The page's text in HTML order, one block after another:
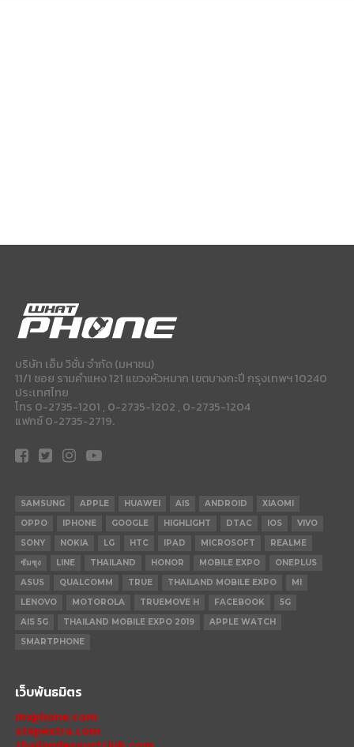
บริษัท เอ็ม วิชั่น จำกัด (มหาชน)
11/1 ซอย รามคำแหง 121 แขวงหัวหมาก เขตบางกะปี กรุงเทพฯ 10240
ประเทศไทย
โทร 0-2735-1201 , 0-2735-1202 , 0-2735-1204
แฟกซ์ 0-2735-2719.
SAMSUNG APPLE HUAWEI AIS ANDROID
XIAOMI
OPPO
IPHONE GOOGLE HIGHLIGHT DTAC IOS
VIVO
SONY
NOKIA LG HTC IPAD MICROSOFT
REALME
ซัมซุง
LINE THAILAND HONOR MOBILE EXPO
ONEPLUS
ASUS
QUALCOMM TRUE THAILAND MOBILE EXPO
MI
LENOVO
MOTOROLA TRUEMOVE H FACEBOOK
5G
AIS 5G
THAILAND MOBILE EXPO 2019
APPLE WATCH
SMARTPHONE
เว็บพันธมิตร
mxphone.com
stepextra.com